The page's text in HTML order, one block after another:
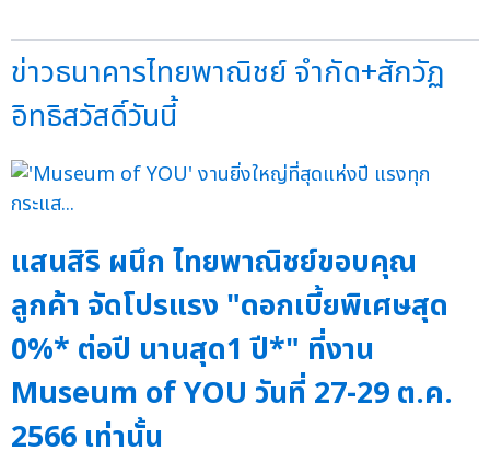
ข่าวธนาคารไทยพาณิชย์ จำกัด+สักวัฏ
อิทธิสวัสดิ์วันนี้
แสนสิริ ผนึก ไทยพาณิชย์ขอบคุณ
ลูกค้า จัดโปรแรง "ดอกเบี้ยพิเศษสุด
0%* ต่อปี นานสุด1 ปี*" ที่งาน
Museum of YOU วันที่ 27-29 ต.ค.
2566 เท่านั้น